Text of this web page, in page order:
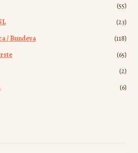
(55)
(23)
/ Bundeva
(118)
(65)
(2)
(6)